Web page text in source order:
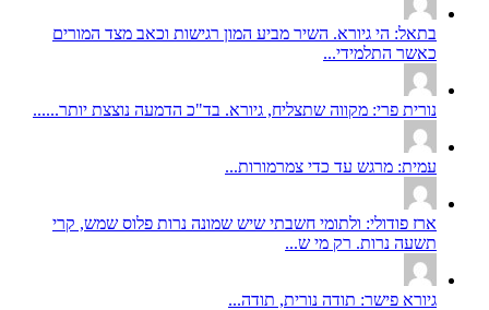
בתאל: הי גיורא. השיר מביע המון רגישות וכאב מצד המורים
כאשר התלמידי...
נורית פרי: מקווה שתצליח, גיורא. בד"כ הדמעה נוצצת יותר......
עמית: מרגש עד כדי צמרמורות...
ארז פודולי: ולתומי חשבתי שיש שמונה נרות פלוס שמש, קרי
תשעה נרות. רק מי ש...
גיורא פישר: תודה נורית, תודה...